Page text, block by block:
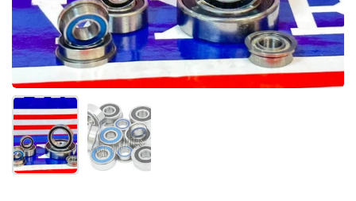
Mostrar diapositiva 1Mostrar diapositiva 2